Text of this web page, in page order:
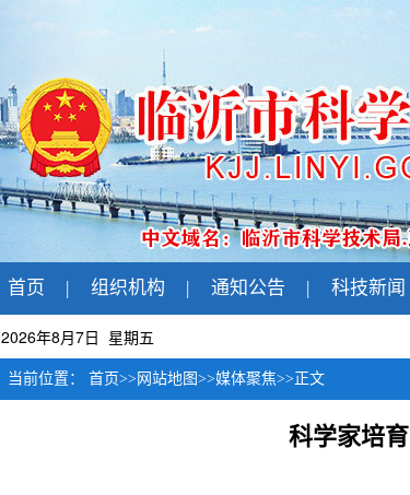
首页 | 组织机构 | 通知公告 | 科技新闻
2026年8月7日 星期五
当前位置： 首页>> 网站地图>>媒体聚焦>> 正文
科学家培